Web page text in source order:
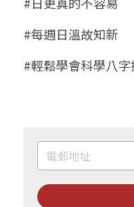
#每週日溫故知新
#輕鬆學會科學八字